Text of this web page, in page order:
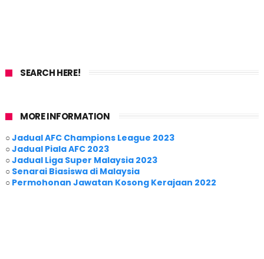
SEARCH HERE!
MORE INFORMATION
○Jadual AFC Champions League 2023
○Jadual Piala AFC 2023
○Jadual Liga Super Malaysia 2023
○ Senarai Biasiswa di Malaysia
○ Permohonan Jawatan Kosong Kerajaan 2022